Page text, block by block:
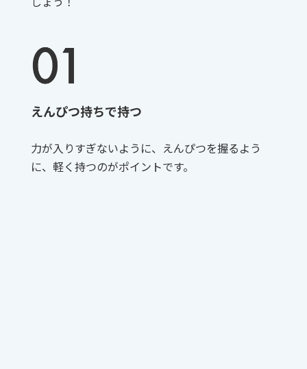
えんぴつ持ちで持つ
力が入りすぎないように、えんぴつを握るよう
に、軽く持つのがポイントです。